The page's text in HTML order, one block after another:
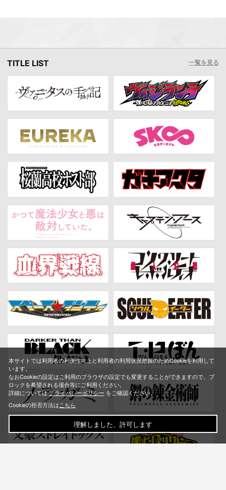
TITLE LIST 一覧を見る
本サイトでは利用者の利便性向上と利用者の利用状況把握のためCookieを利用して
います。
なおCookieの設定はご利用のブラウザの設定でも変更することができますので、ブ
ロックを希望される場合等にご利用ください。
詳細についてはプライバシーポリシー をご確認ください。
Cookieの拒否方法はこちら
理解しました、許可します